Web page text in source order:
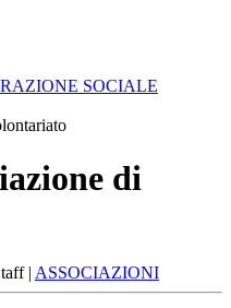
SOCIALE
di
| ASSOCIAZIONI